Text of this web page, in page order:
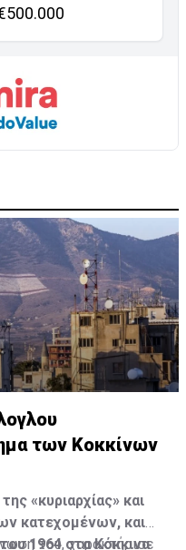
των Κοκκίνων
«κυριαρχίας» και
κατεχομένων, και
1964 στα Κόκκινα
του, χαρακτήρισε